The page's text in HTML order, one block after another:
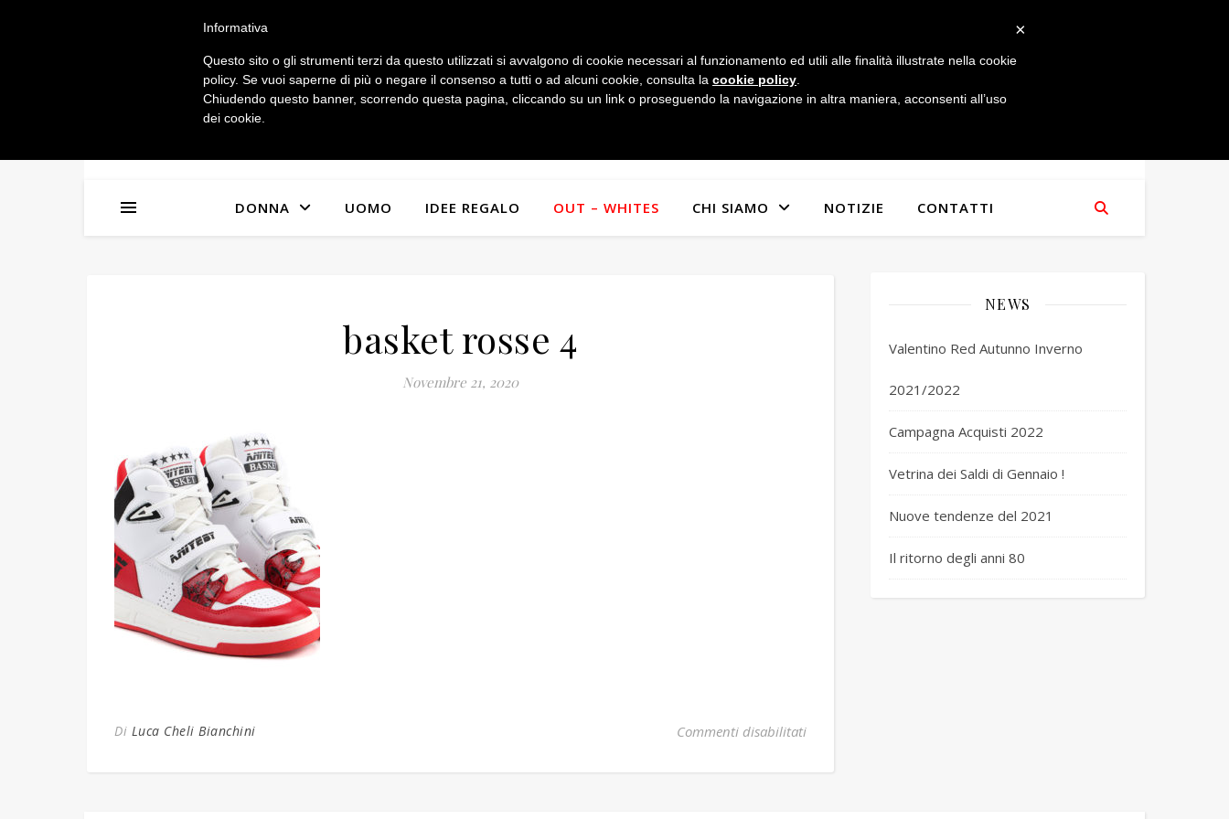
IL MIO ACCOUNT
DONNA UOMO IDEE REGALO OUT – WHITES CHI SIAMO NOTIZIE CONTATTI
basket rosse 4
Novembre 21, 2020
Di Luca Cheli Bianchini Commenti disabilitatisu basket rosse 4
NEWS
Valentino Red Autunno Inverno
2021/2022
Campagna Acquisti 2022
Vetrina dei Saldi di Gennaio !
Nuove tendenze del 2021
Il ritorno degli anni 80
×
Informativa
Questo sito o gli strumenti terzi da questo utilizzati si avvalgono di cookie necessari al funzionamento ed utili alle finalità illustrate nella cookie
policy. Se vuoi saperne di più o negare il consenso a tutti o ad alcuni cookie, consulta la cookie policy
Chiudendo questo banner, scorrendo questa pagina, cliccando su un link o proseguendo la navigazione in altra maniera, acconsenti all’uso
dei cookie.